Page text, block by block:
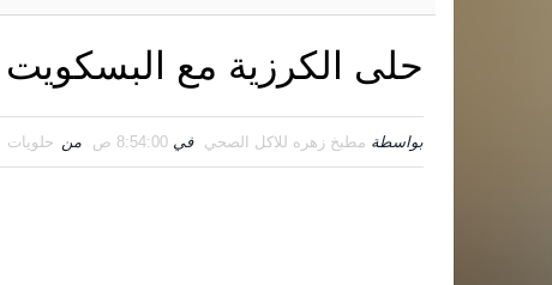
حلى الكرزية مع
بواسطة مطبخ زهره للاكل الصحي في 8:54:00 ص من حلويات